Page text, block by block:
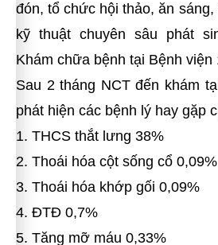
đón, tổ chức hội thảo, ăn
kỹ thuật chuyên sâu phát
Khám chữa bệnh tại Bệnh viện
Sau 2 tháng NCT đến khám
phát hiện các bệnh lý hay gặp
1. THCS thắt lưng 38%
2. Thoái hóa cột sống cổ 0,09%
3. Thoái hóa khớp gối 0,09%
4. ĐTĐ 0,7%
5. Tăng mỡ máu 0,33%